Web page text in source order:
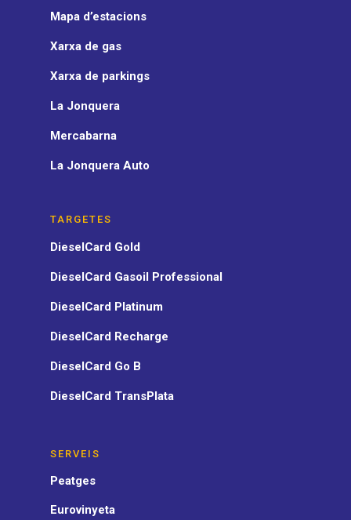
Mapa d’estacions
Xarxa de gas
Xarxa de parkings
La Jonquera
Mercabarna
La Jonquera Auto
TARGETES
DieselCard Gold
DieselCard Gasoil Professional
DieselCard Platinum
DieselCard Recharge
DieselCard Go B
DieselCard TransPlata
SERVEIS
Peatges
Eurovinyeta